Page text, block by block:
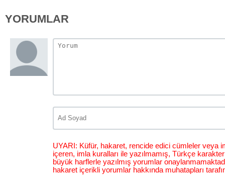
YORUMLAR
UYARI: Küfür, hakaret, rencide edici cümleler veya
içeren, imla kuralları ile yazılmamış, Türkçe
büyük harflerle yazılmış yorumlar
hakaret içerikli yorumlar hakkında muhatapları